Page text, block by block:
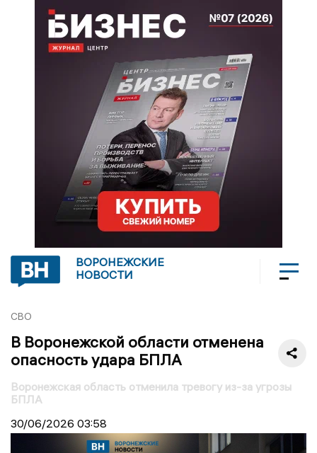
ВОРОНЕЖСКИЕ
НОВОСТИ
СВО
В Воронежской области отменена
опасность удара БПЛА
Воронежская область отменила тревогу из-за угрозы
БПЛА
30/06/2026 03:58